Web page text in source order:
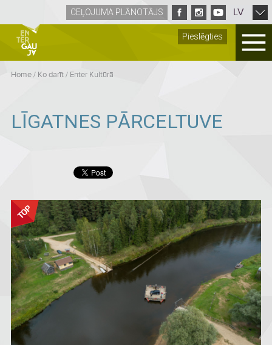
Pieslēgties
CEĻOJUMA PLĀNOTĀJS LV
Home/ Ko darīt/ Enter Kultūrā
LĪGATNES PĀRCELTUVE